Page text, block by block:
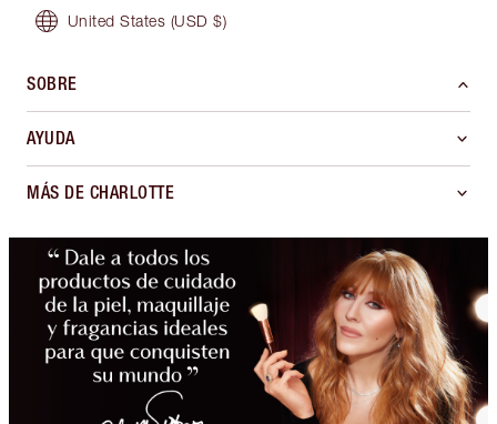
United States (USD $)
SOBRE
AYUDA
MÁS DE CHARLOTTE